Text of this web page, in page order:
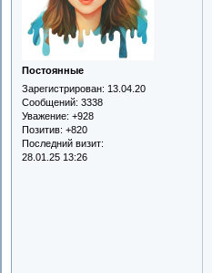
Постоянные
Зарегистрирован: 13.04.20
Сообщений: 3338
Уважение: +928
Позитив: +820
Последний визит:
28.01.25 13:26